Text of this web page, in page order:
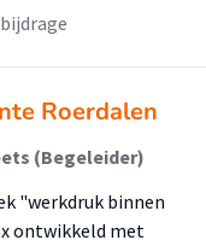
Roerdalen
(Begeleider)
"werkdruk binnen
ontwikkeld met